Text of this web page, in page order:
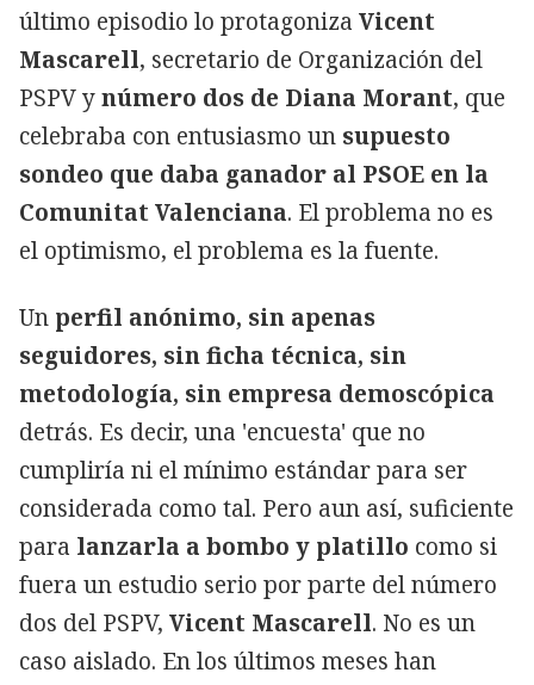
último episodio lo protagoniza Vicent
Mascarell, secretario de Organización del
PSPV ynúmero dos de Diana Morant, que
celebraba con entusiasmo un supuesto
sondeo que daba ganador al PSOE en la
Comunitat Valenciana. El problema no es
el optimismo, el problema es la fuente.
Un perfil anónimo, sin apenas
seguidores, sin ficha técnica, sin
metodología, sin empresa demoscópica
detrás. Es decir, una 'encuesta' que no
cumpliría ni el mínimo estándar para ser
considerada como tal. Pero aun así, suficiente
para lanzarla a bombo y platillo como si
fuera un estudio serio por parte del número
dos del PSPV, Vicent Mascarell. No es un
caso aislado. En los últimos meses han